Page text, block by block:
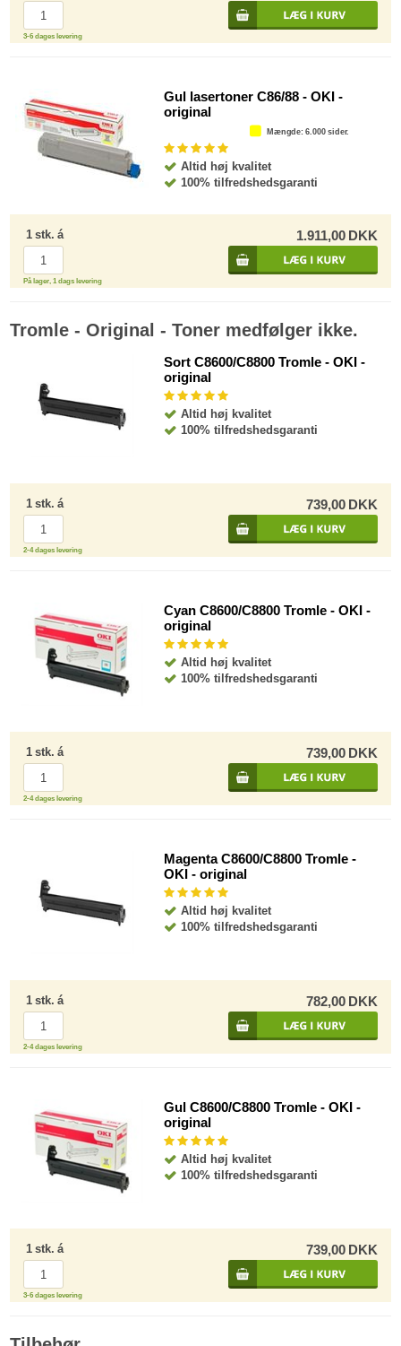
3-6 dages levering
Gul lasertoner C86/88 - OKI -
original
Mængde: 6.000 sider.
Altid høj kvalitet
100% tilfredshedsgaranti
1 stk. á 1.911,00 DKK
På lager, 1 dags levering
Tromle - Original - Toner medfølger ikke.
Sort C8600/C8800 Tromle - OKI -
original
Altid høj kvalitet
100% tilfredshedsgaranti
1 stk. á 739,00 DKK
2-4 dages levering
Cyan C8600/C8800 Tromle - OKI -
original
Altid høj kvalitet
100% tilfredshedsgaranti
1 stk. á 739,00 DKK
2-4 dages levering
Magenta C8600/C8800 Tromle -
OKI - original
Altid høj kvalitet
100% tilfredshedsgaranti
1 stk. á 782,00 DKK
2-4 dages levering
Gul C8600/C8800 Tromle - OKI -
original
Altid høj kvalitet
100% tilfredshedsgaranti
1 stk. á 739,00 DKK
3-6 dages levering